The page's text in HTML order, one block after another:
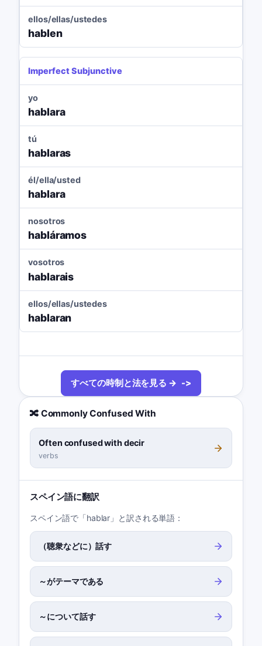
ellos/ellas/ustedes
hablen
Imperfect Subjunctive
yo
hablara
tú
hablaras
él/ella/usted
hablara
nosotros
habláramos
vosotros
hablarais
ellos/ellas/ustedes
hablaran
すべての時制と法を見る →
🔀 Commonly Confused With
Often confused with decir
verbs
スペイン語に翻訳
スペイン語で「hablar」と訳される単語：
（聴衆などに）話す
～がテーマである
～について話す